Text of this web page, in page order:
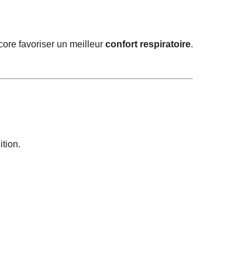
favoriser un meilleur confort respiratoire.